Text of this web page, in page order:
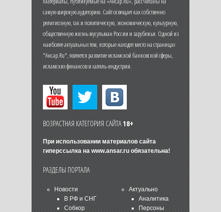
самую широкую аудиторию. Сайт освещает как собственно
религиозную, так и политическую, экономическую, культурную,
общественную жизнь мусульман России и зарубежья. Одной из
наиболее актуальных тем, которые находят место на страницах
"Ансар.Ru", является развитие исламской банковской сферы,
исламских финансов и халяль-индустрии.
ВОЗРАСТНАЯ КАТЕГОРИЯ САЙТА18+
При использовании материалов сайта
гиперссылка на www.ansar.ruобязательна!
РАЗДЕЛЫ ПОРТАЛА
Новости
В РФ и СНГ
Собкор
Актуально
Аналитика
Персоны